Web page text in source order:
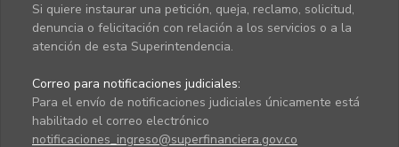
Si quiere instaurar una petición, queja, reclamo, solicitud,
denuncia o felicitación con relación a los servicios o a la
atención de esta Superintendencia.
Correo para notificaciones judiciales:
Para el envío de notificaciones judiciales únicamente está
habilitado el correo electrónico
notificaciones_ingreso@superfinanciera.gov.co